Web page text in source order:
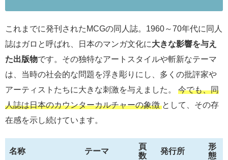
これまでに発刊されたMCGの同人誌。1960～70年代に同人
誌はガロと呼ばれ、日本のマンガ文化に大きな影響を与え
た出版物です。その独特なアートスタイルや斬新なテーマ
は、当時の社会的な問題を浮き彫りにし、多くの批評家や
アーティストたちに大きな刺激を与えました。 今でも、同
人誌は日本のカウンターカルチャーの象徴として、その存
在感を示し続けています。
名称 テーマ
頁
数
発行所
形
態